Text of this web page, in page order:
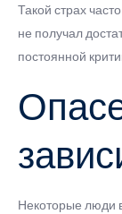
Такой страх
не получал
постоянной
Некоторые люди